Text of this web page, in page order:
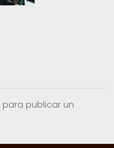
para publicar un